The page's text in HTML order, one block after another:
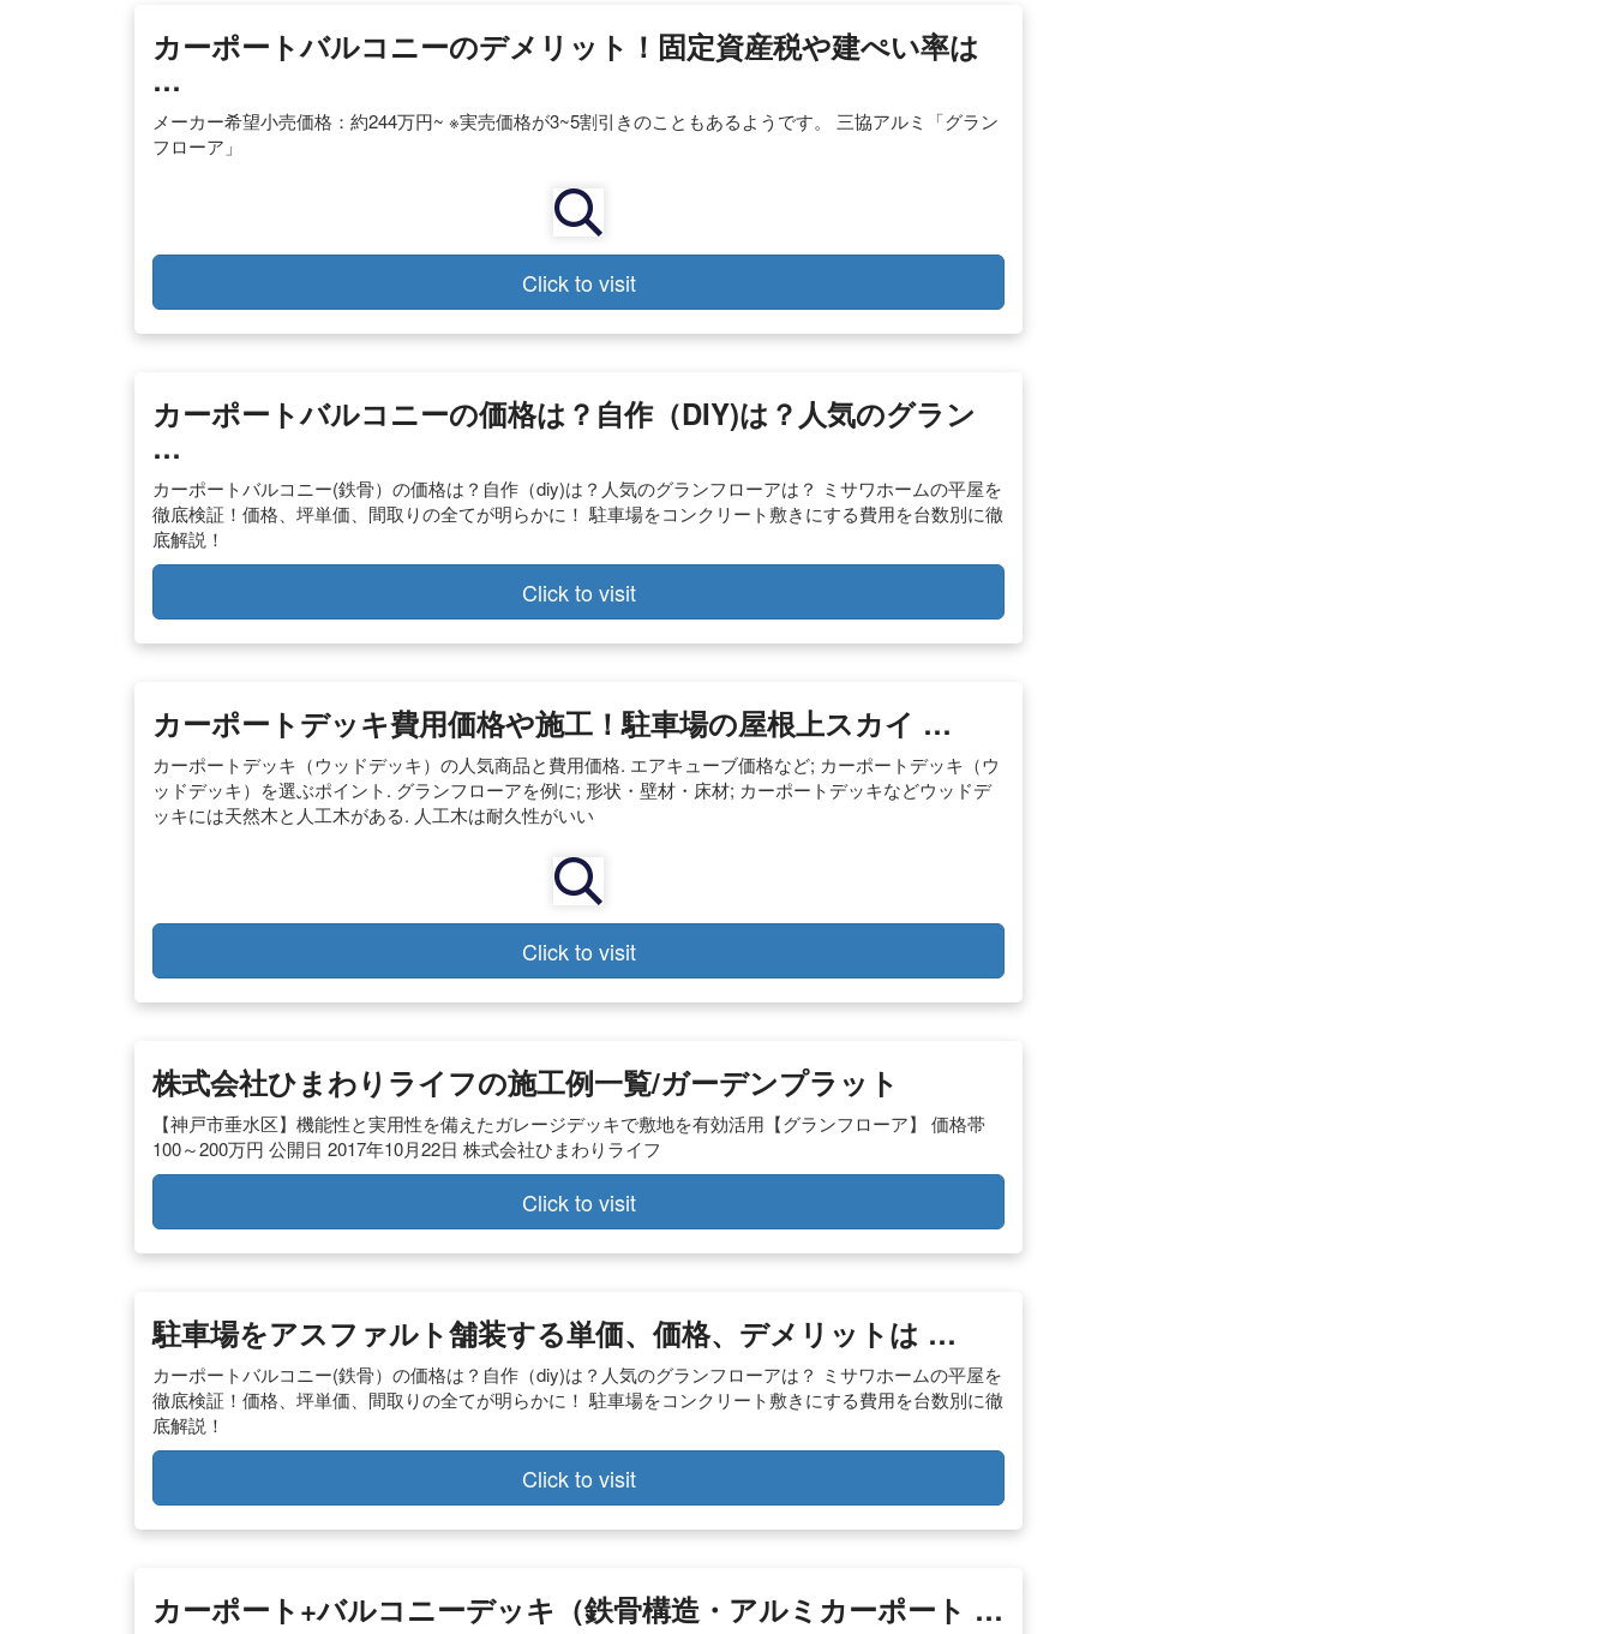
カーポートバルコニーのデメリット！固定資産税や建ぺい率は
…
メーカー希望小売価格：約244万円~ ※実売価格が3~5割引きのこともあるようです。 三協アルミ「グラン
フローア」
Click to visit
カーポートバルコニーの価格は？自作（DIY)は？人気のグラン
…
カーポートバルコニー(鉄骨）の価格は？自作（diy)は？人気のグランフローアは？ ミサワホームの平屋を
徹底検証！価格、坪単価、間取りの全てが明らかに！ 駐車場をコンクリート敷きにする費用を台数別に徹
底解説！
Click to visit
カーポートデッキ費用価格や施工！駐車場の屋根上スカイ …
カーポートデッキ（ウッドデッキ）の人気商品と費用価格. エアキューブ価格など; カーポートデッキ（ウ
ッドデッキ）を選ぶポイント. グランフローアを例に; 形状・壁材・床材; カーポートデッキなどウッドデ
ッキには天然木と人工木がある. 人工木は耐久性がいい
Click to visit
株式会社ひまわりライフの施工例一覧/ガーデンプラット
【神戸市垂水区】機能性と実用性を備えたガレージデッキで敷地を有効活用【グランフローア】 価格帯
100～200万円 公開日 2017年10月22日 株式会社ひまわりライフ
Click to visit
駐車場をアスファルト舗装する単価、価格、デメリットは …
カーポートバルコニー(鉄骨）の価格は？自作（diy)は？人気のグランフローアは？ ミサワホームの平屋を
徹底検証！価格、坪単価、間取りの全てが明らかに！ 駐車場をコンクリート敷きにする費用を台数別に徹
底解説！
Click to visit
カーポート+バルコニーデッキ（鉄骨構造・アルミカーポート …